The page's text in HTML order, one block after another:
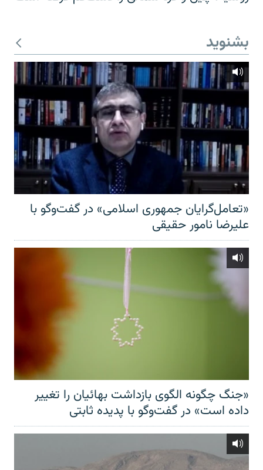
بشنوید
«تعامل‌گرایان جمهوری اسلامی» در گفت‌وگو با
علیرضا نامور حقیقی
«جنگ چگونه الگوی بازداشت بهائیان را تغییر
داده است» در گفت‌وگو با پدیده ثابتی